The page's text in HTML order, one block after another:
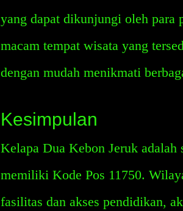
yang dapat dikunjungi oleh para
macam tempat wisata yang
dengan mudah menikmati
Kesimpulan
Kelapa Dua Kebon Jeruk
memiliki Kode Pos 11750.
fasilitas dan akses pendidikan,